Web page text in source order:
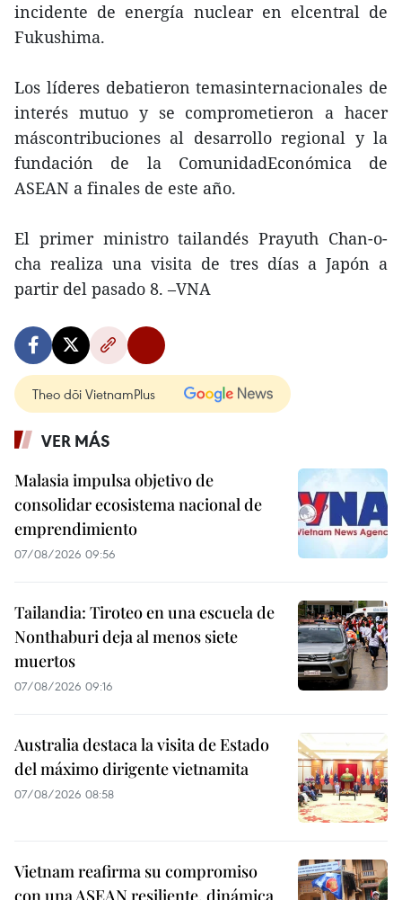
incidente de energía nuclear en elcentral de
Fukushima.
Los líderes debatieron temasinternacionales de
interés mutuo y se comprometieron a hacer
máscontribuciones al desarrollo regional y la
fundación de la ComunidadEconómica de
ASEAN a finales de este año.
El primer ministro tailandés Prayuth Chan-o-
cha realiza una visita de tres días a Japón a
partir del pasado 8. –VNA
Theo dõi VietnamPlus
VER MÁS
Malasia impulsa objetivo de
consolidar ecosistema nacional de
emprendimiento
07/08/2026 09:56
Tailandia: Tiroteo en una escuela de
Nonthaburi deja al menos siete
muertos
07/08/2026 09:16
Australia destaca la visita de Estado
del máximo dirigente vietnamita
07/08/2026 08:58
Vietnam reafirma su compromiso
con una ASEAN resiliente, dinámica